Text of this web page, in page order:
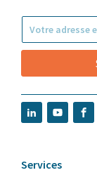
Services